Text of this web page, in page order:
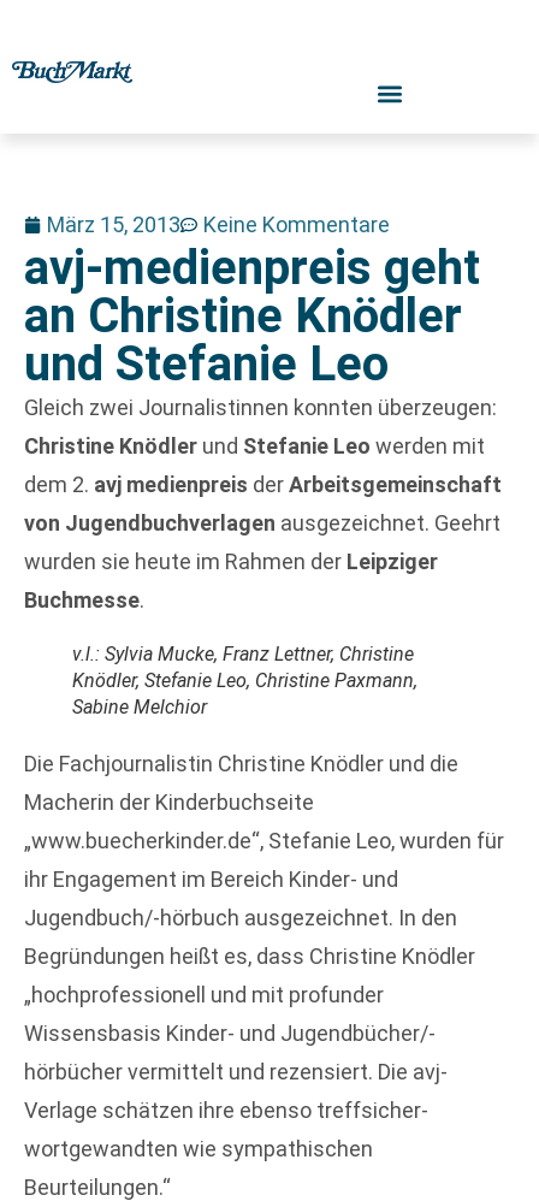
März 15, 2013 Keine Kommentare
avj-medienpreis geht
an Christine Knödler
und Stefanie Leo
Gleich zwei Journalistinnen konnten überzeugen:
Christine Knödler und Stefanie Leo werden mit
dem 2. avj medienpreis derArbeitsgemeinschaft
von Jugendbuchverlagen ausgezeichnet. Geehrt
wurden sie heute im Rahmen der Leipziger
Buchmesse.
v.l.: Sylvia Mucke, Franz Lettner, Christine
Knödler, Stefanie Leo, Christine Paxmann,
Sabine Melchior
Die Fachjournalistin Christine Knödler und die
Macherin der Kinderbuchseite
„www.buecherkinder.de“, Stefanie Leo, wurden für
ihr Engagement im Bereich Kinder- und
Jugendbuch/-hörbuch ausgezeichnet. In den
Begründungen heißt es, dass Christine Knödler
„hochprofessionell und mit profunder
Wissensbasis Kinder- und Jugendbücher/-
hörbücher vermittelt und rezensiert. Die avj-
Verlage schätzen ihre ebenso treffsicher-
wortgewandten wie sympathischen
Beurteilungen.“